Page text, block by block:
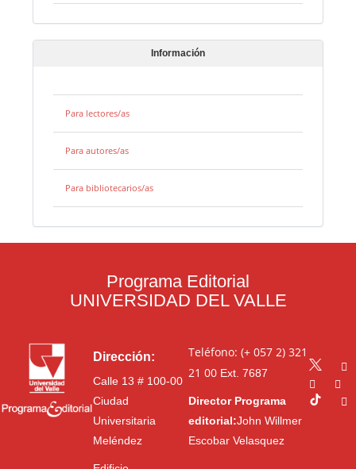
Información
Para lectores/as
Para autores/as
Para bibliotecarios/as
Programa Editorial
UNIVERSIDAD DEL VALLE
Dirección:
Calle 13 # 100-00
Ciudad
Universitaria
Meléndez
Teléfono: (+ 057 2) 321
21 00Ext. 7687
Director Programa
editorial:John Willmer
Escobar Velasquez